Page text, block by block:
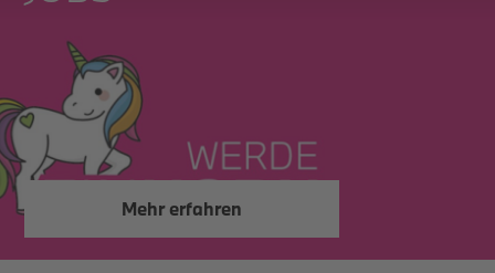
Mehr erfahren